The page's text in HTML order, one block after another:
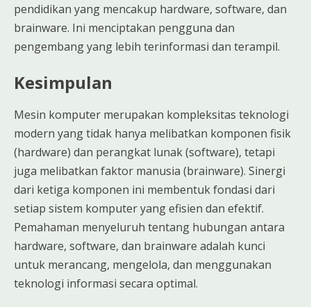
pendidikan yang mencakup hardware, software, dan
brainware. Ini menciptakan pengguna dan
pengembang yang lebih terinformasi dan terampil.
Kesimpulan
Mesin komputer merupakan kompleksitas teknologi
modern yang tidak hanya melibatkan komponen fisik
(hardware) dan perangkat lunak (software), tetapi
juga melibatkan faktor manusia (brainware). Sinergi
dari ketiga komponen ini membentuk fondasi dari
setiap sistem komputer yang efisien dan efektif.
Pemahaman menyeluruh tentang hubungan antara
hardware, software, dan brainware adalah kunci
untuk merancang, mengelola, dan menggunakan
teknologi informasi secara optimal.